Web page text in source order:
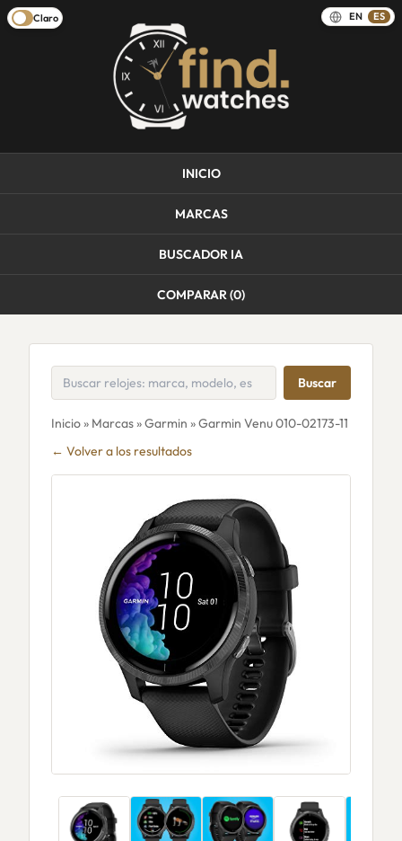
Claro EN ES
INICIO
MARCAS
BUSCADOR IA
COMPARAR (0)
Buscar
Inicio» Marcas»Garmin » Garmin Venu 010-02173-11
← Volver a los resultados